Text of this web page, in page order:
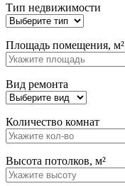
Тип недвижимости
Площадь помещения, м²
Вид ремонта
Количество комнат
Высота потолков, м²